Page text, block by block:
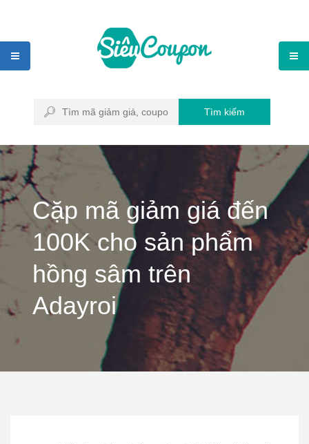
Tìm kiếm
Cặp mã giảm giá đến
100K cho sản phẩm
hồng sâm trên
Adayroi